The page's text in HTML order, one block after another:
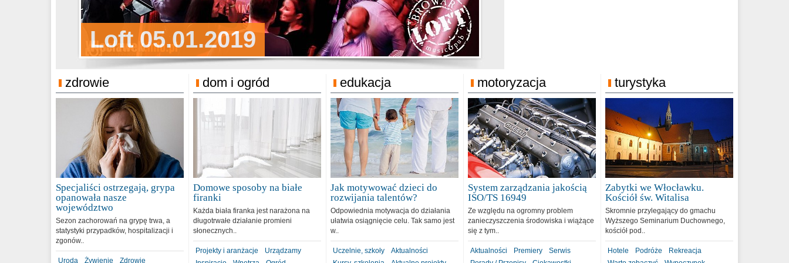
Loft 05.01.2019
Sylwester Podgrodzie 31.12.2018
Sylwester Pensjonat Michelin
31.12.2018
zdrowie
Specjaliści ostrzegają, grypa
opanowała nasze
województwo
Sezon zachorowań na grypę trwa, a
statystyki przypadków, hospitalizacji i
zgonów..
Uroda Żywienie Zdrowie
dom i ogród
Domowe sposoby na białe
firanki
Każda biała firanka jest narażona na
długotrwałe działanie promieni
słonecznych..
Projekty i aranżacje
Urządzamy
edukacja
Jak motywować dzieci do
rozwijania talentów?
Odpowiednia motywacja do działania
ułatwia osiągnięcie celu. Tak samo jest
w..
Uczelnie, szkoły
Aktualności
motoryzacja
System zarządzania jakością
ISO/TS 16949
Ze względu na ogromny problem
zanieczyszczenia środowiska i wiążące
się z tym..
Aktualności Premiery
Serwis
turystyka
Zabytki we Włocławku.
Kościół św. Witalisa
Skromnie przylegający do gmachu
Wyższego Seminarium Duchownego,
kościół pod..
Hotele Podróże
Rekreacja